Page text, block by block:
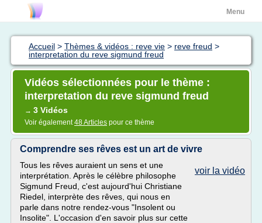
Menu
Accueil > Thèmes & vidéos : reve vie > reve freud >
interpretation du reve sigmund freud
Vidéos sélectionnées pour le thème :
interpretation du reve sigmund freud
→ 3 Vidéos
Voir également48 Articles pour ce thème
Comprendre ses rêves est un art de vivre
voir la vidéo
Tous les rêves auraient un sens et une
interprétation. Après le célèbre philosophe
Sigmund Freud, c'est aujourd'hui Christiane
Riedel, interprète des rêves, qui nous en
parle dans notre rendez-vous "Insolent ou
Insolite". L'occasion d'en savoir plus sur cette